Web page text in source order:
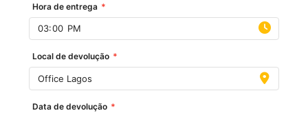
Hora de entrega *
Local de devolução *
Data de devolução *